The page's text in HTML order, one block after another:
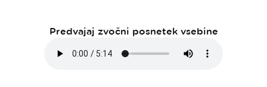
Predvajaj zvočni posnetek vsebine